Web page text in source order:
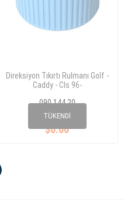
TÜKENDI
Direksiyon Tıkırtı Rulmanı Golf -
Caddy - Cls 96-
090 144 20
$0.00
1H0 419 517A